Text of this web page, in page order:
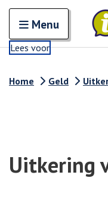
Open en sluit
Menu
Lees voor
Home Geld
Uitkering